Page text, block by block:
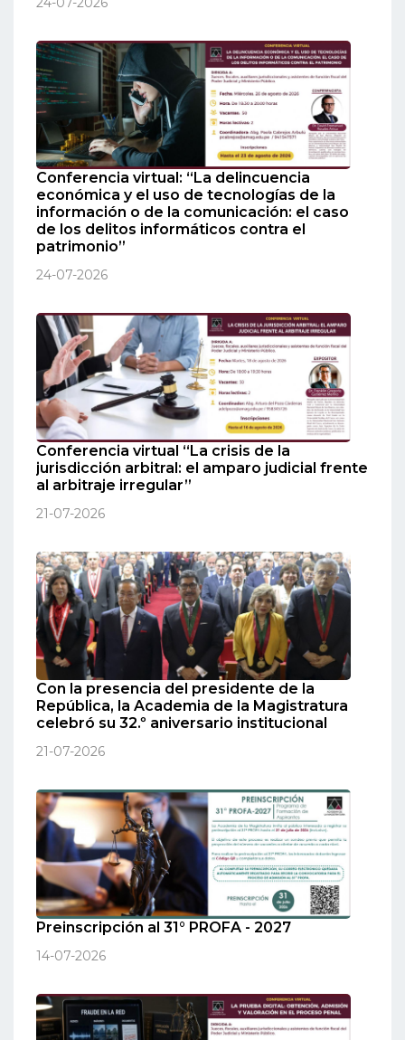
Conferencia virtual: “La delincuencia
económica y el uso de tecnologías de la
información o de la comunicación: el caso
de los delitos informáticos contra el
patrimonio”
24-07-2026
Conferencia virtual “La crisis de la
jurisdicción arbitral: el amparo judicial frente
al arbitraje irregular”
21-07-2026
Con la presencia del presidente de la
República, la Academia de la Magistratura
celebró su 32.º aniversario institucional
21-07-2026
Preinscripción al 31° PROFA - 2027
14-07-2026